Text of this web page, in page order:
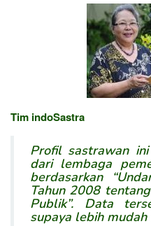
Tim indoSastra
Profil sastrawan
dari lembaga
berdasarkan
Tahun 2008
Publik”. Data
supaya lebih mudah